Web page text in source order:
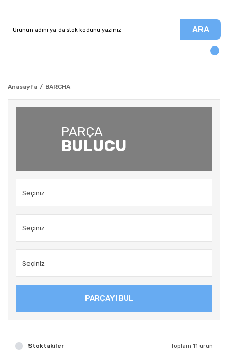
ARA
Anasayfa BARCHA
PARÇA
BULUCU
PARÇAYI BUL
Stoktakiler Toplam 11 ürün